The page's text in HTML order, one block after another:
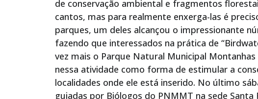
de conservação ambiental e fragmentos
cantos, mas para realmente enxerga-las é
parques, um deles alcançou o impressionante
fazendo que interessados na prática de
vez mais o Parque Natural Municipal
nessa atividade como forma de estimular a
localidades onde ele está inserido. No último
guiadas por Biólogos do PNMMT na sede